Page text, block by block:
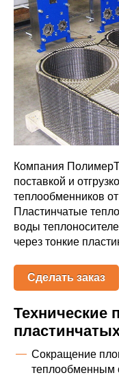
Компания
поставкой и
теплообменников
Пластинчатые
воды
через тонкие
Сделать заказ
Технические
Сокращение
теплообменным